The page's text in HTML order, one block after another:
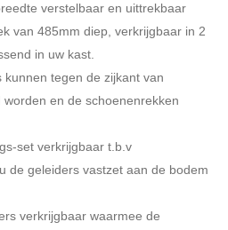
verstelbaar en uittrekbaar
van 485mm diep, verkrijgbaar in 2
in uw kast.
tegen de zijkant van
en de schoenenrekken
set verkrijgbaar t.b.v
de geleiders vastzet aan de bodem
verkrijgbaar waarmee de